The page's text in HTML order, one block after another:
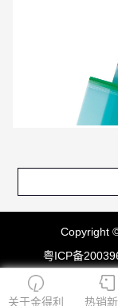
关于金得利 热销
Copyright
粤ICP备